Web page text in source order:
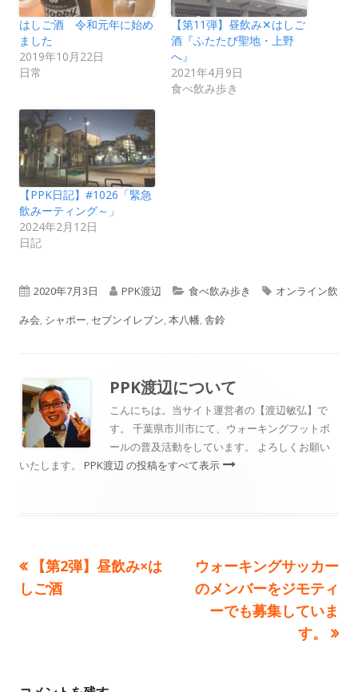
はしご酒 令和元年に始め
ました
2019年10月22日
日常
【第11弾】昼飲み✕はしご
酒『ふたたび聖地・上野
へ』
2021年4月9日
食べ飲み歩き
【PPK日記】#1026「緊急
飲みーティング～」
2024年2月12日
日記
公
開
2020年7月3日
作
成
PPK渡辺
カ
テ
ー
食べ飲み歩き
タ
オンライン飲
み会, シャポー, セブンイレブン,本八幡,舎鈴
PPK渡辺について
こんにちは。当サイト運営者の【渡辺敏弘】で
す。 千葉県市川市にて、ウォーキングフットボ
ールの普及活動をしています。 よろしくお願い
いたします。 PPK渡辺 の投稿をすべて表示
投
稿
前
の
【第2弾】昼飲み×は
しご酒
次
の
ウォーキングサッカー
のメンバーをジモティ
ーでも募集していま
す。